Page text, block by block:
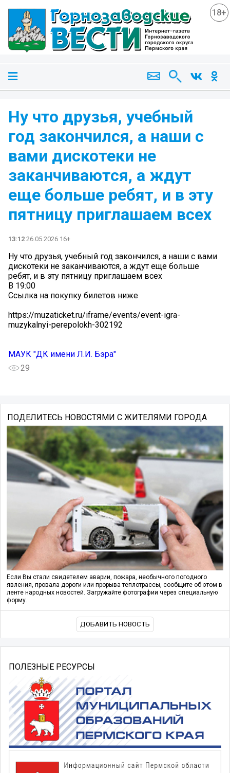
18+
Ну что друзья, учебный
год закончился, а наши с
вами дискотеки не
заканчиваются, а ждут
еще больше ребят, и в эту
пятницу приглашаем всех
13:12 26.05.2026 16+
Ну что друзья, учебный год закончился, а наши с вами
дискотеки не заканчиваются, а ждут еще больше
ребят, и в эту пятницу приглашаем всех
В 19:00
Ссылка на покупку билетов ниже
https://muzaticket.ru/iframe/events/event-igra-
muzykalnyi-perepolokh-302192
МАУК "ДК имени Л.И. Бэра"
29
ПОДЕЛИТЕСЬ НОВОСТЯМИ С ЖИТЕЛЯМИ ГОРОДА
Если Вы стали свидетелем аварии, пожара, необычного погодного
явления, провала дороги или прорыва теплотрассы, сообщите об этом в
ленте народных новостей. Загружайте фотографии через специальную
форму.
ДОБАВИТЬ НОВОСТЬ
ПОЛЕЗНЫЕ РЕСУРСЫ